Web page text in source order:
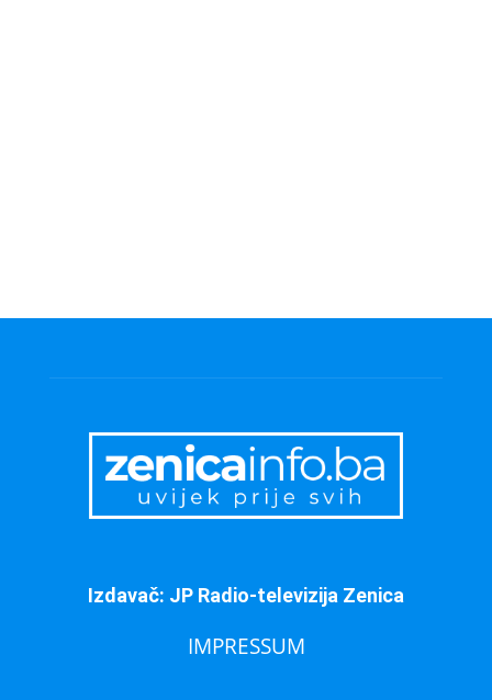
Izdavač: JP Radio-televizija Zenica
IMPRESSUM